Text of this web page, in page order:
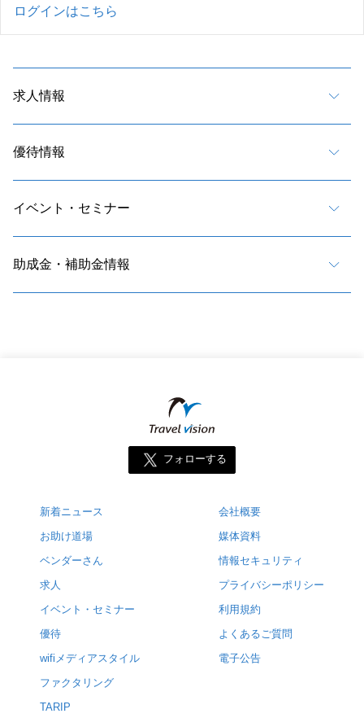
ログインはこちら
求人情報
優待情報
イベント・セミナー
助成金・補助金情報
フォローする
新着ニュース
お助け道場
ベンダーさん
求人
イベント・セミナー
優待
wifiメディアスタイル
ファクタリング
TARIP
会社概要
媒体資料
情報セキュリティ
プライバシーポリシー
利用規約
よくあるご質問
電子公告